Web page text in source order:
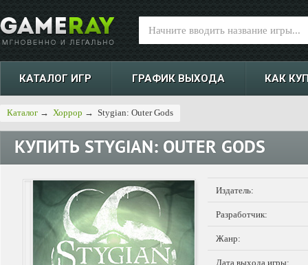
КАТАЛОГ ИГР ГРАФИК ВЫХОДА КАК
Каталог → Хоррор → Stygian: Outer Gods
КУПИТЬ STYGIAN: OUTER GODS
Издатель:
Разработчик:
Жанр:
Дата выхода игры: